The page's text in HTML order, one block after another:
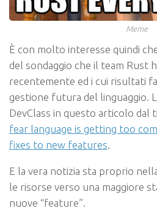
Meme
È con molto interesse quindi
del sondaggio che il team Rust
recentemente ed i cui risultati
gestione futura del linguaggio.
DevClass in questo articolo dal
fear language is getting too
fixes to new features.
E la vera notizia sta proprio
le risorse verso una maggiore
nuove “feature”.